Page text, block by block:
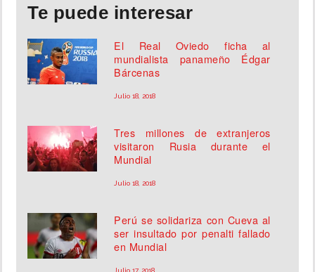
Te puede interesar
El Real Oviedo ficha al
mundialista panameño Édgar
Bárcenas
Julio 18, 2018
Tres millones de extranjeros
visitaron Rusia durante el
Mundial
Julio 18, 2018
Perú se solidariza con Cueva al
ser insultado por penalti fallado
en Mundial
Julio 17, 2018